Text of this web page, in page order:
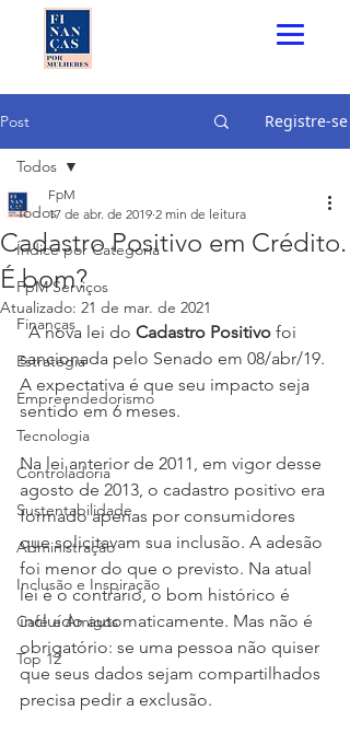
Post Registre-se
Todos
Índice por Categoria
FpM Serviços
Finanças
Estratégia
Empreendedorismo
Tecnologia
Controladoria
Sustentabilidade
Administração
Inclusão e Inspiração
Café e Amigos
Top 12
Todos
Cadastro Positivo em Crédito.
É bom?
FpM
17 de abr. de 2019 2 min de leitura
Atualizado: 21 de mar. de 2021
  A nova lei do
Cadastro Positivo foi
sancionada pelo Senado em 08/abr/19.
A expectativa é que seu impacto seja
sentido em 6 meses.
Na lei anterior de 2011, em vigor desse
agosto de 2013, o cadastro positivo era
formado apenas por consumidores
que solicitavam sua inclusão. A adesão
foi menor do que o previsto. Na atual
lei é o contrário, o bom histórico é
incluído automaticamente. Mas não é
obrigatório: se uma pessoa não quiser
que seus dados sejam compartilhados
precisa pedir a exclusão.